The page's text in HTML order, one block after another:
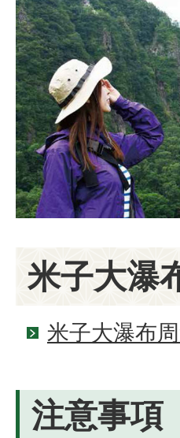
米子大瀑
米子大瀑布
注意事項